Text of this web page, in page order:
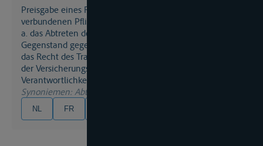
Preisgabe eines Rechts zur Entlastung einer damit
verbundenen Pflicht.
a. das Abtreten des Eigentums an den versicherten
Gegenstand gegen Empfang der Versicherungssumme;
das Recht des Transportversicherers, sich durch Zahlung
der Versicherungssumme von allen weiteren
Verantwortlichkeiten zu befreien.
Synoniemen: Abtretung, Verzicht
NL FR